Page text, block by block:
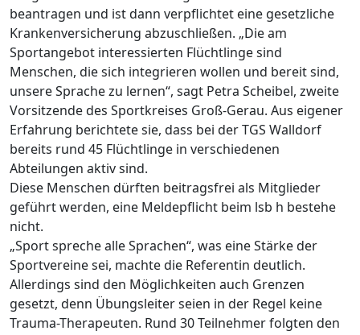
beantragen und ist dann verpflichtet eine gesetzliche
Krankenversicherung abzuschließen. „Die am
Sportangebot interessierten Flüchtlinge sind
Menschen, die sich integrieren wollen und bereit sind,
unsere Sprache zu lernen“, sagt Petra Scheibel, zweite
Vorsitzende des Sportkreises Groß-Gerau. Aus eigener
Erfahrung berichtete sie, dass bei der TGS Walldorf
bereits rund 45 Flüchtlinge in verschiedenen
Abteilungen aktiv sind.
Diese Menschen dürften beitragsfrei als Mitglieder
geführt werden, eine Meldepflicht beim lsb h bestehe
nicht.
„Sport spreche alle Sprachen“, was eine Stärke der
Sportvereine sei, machte die Referentin deutlich.
Allerdings sind den Möglichkeiten auch Grenzen
gesetzt, denn Übungsleiter seien in der Regel keine
Trauma-Therapeuten. Rund 30 Teilnehmer folgten den